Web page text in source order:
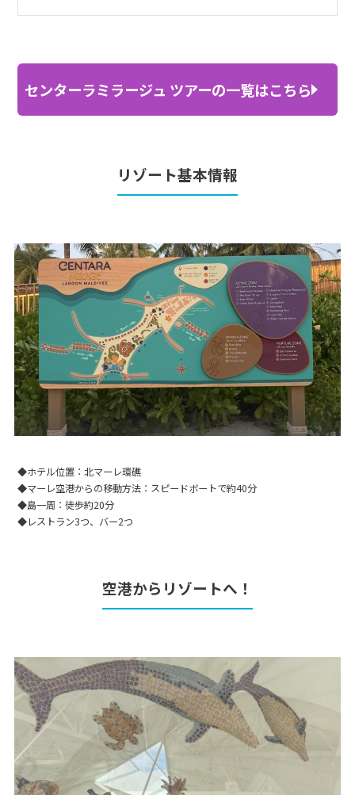
センターラミラージュ ツアーの一覧はこちら
リゾート基本情報
◆ホテル位置：北マーレ環礁
◆マーレ空港からの移動方法：スピードボートで約40分
◆島一周：徒歩約20分
◆レストラン3つ、バー2つ
空港からリゾートへ！